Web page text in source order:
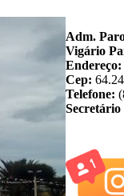
Adm.
Vigário
Endereço:
Cep:
Telefone: